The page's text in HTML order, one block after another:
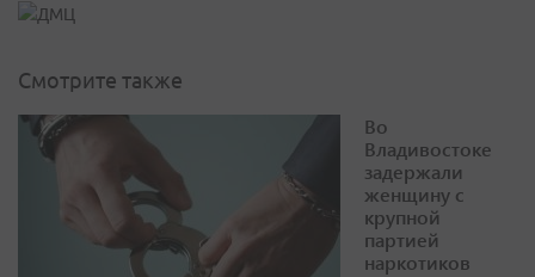
Смотрите также
Во
Владивостоке
задержали
женщину с
крупной
партией
наркотиков